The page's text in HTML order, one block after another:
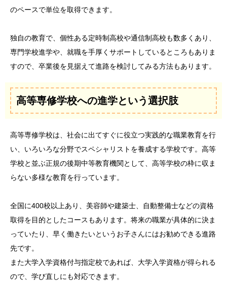
のペースで単位を取得できます。
独自の教育で、個性ある定時制高校や通信制高校も数多くあり、
専門学校進学や、就職を手厚くサポートしているところもありま
すので、卒業後を見据えて進路を検討してみる方法もあります。
高等専修学校への進学という選択肢
高等専修学校は、社会に出てすぐに役立つ実践的な職業教育を行
い、いろいろな分野でスペシャリストを養成する学校です。高等
学校と並ぶ正規の後期中等教育機関として、高等学校の枠に収ま
らない多様な教育を行っています。
全国に400校以上あり、美容師や建築士、自動整備士などの資格
取得を目的としたコースもあります。将来の職業が具体的に決ま
っていたり、早く働きたいというお子さんにはお勧めできる進路
先です。
また大学入学資格付与指定校であれば、大学入学資格が得られる
ので、学び直しにも対応できます。